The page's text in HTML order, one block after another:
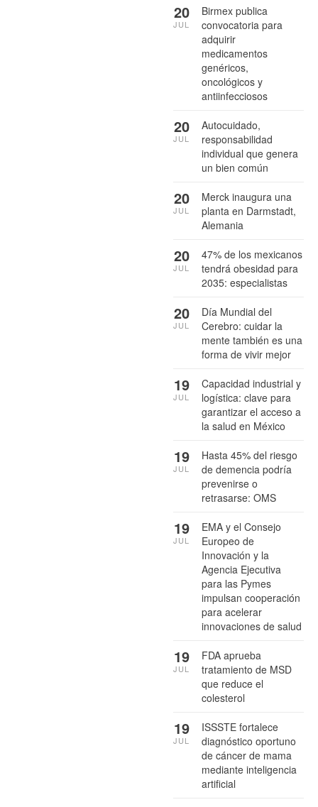
Birmex publica
convocatoria para
adquirir
medicamentos
genéricos,
oncológicos y
antiinfecciosos
20
JUL
Autocuidado,
responsabilidad
individual que genera
un bien común
20
JUL
Merck inaugura una
planta en Darmstadt,
Alemania
20
JUL
47% de los mexicanos
tendrá obesidad para
2035: especialistas
20
JUL
Día Mundial del
Cerebro: cuidar la
mente también es una
forma de vivir mejor
20
JUL
Capacidad industrial y
logística: clave para
garantizar el acceso a
la salud en México
19
JUL
Hasta 45% del riesgo
de demencia podría
prevenirse o
retrasarse: OMS
19
JUL
EMA y el Consejo
Europeo de
Innovación y la
Agencia Ejecutiva
para las Pymes
impulsan cooperación
para acelerar
innovaciones de salud
19
JUL
FDA aprueba
tratamiento de MSD
que reduce el
colesterol
19
JUL
ISSSTE fortalece
diagnóstico oportuno
de cáncer de mama
mediante inteligencia
artificial
19
JUL